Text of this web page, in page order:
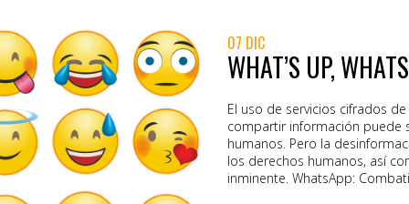
07 DIC
WHAT’S UP,
El uso de servicios cifrados
compartir información puede
humanos. Pero la
los derechos humanos, así
inminente. WhatsApp: